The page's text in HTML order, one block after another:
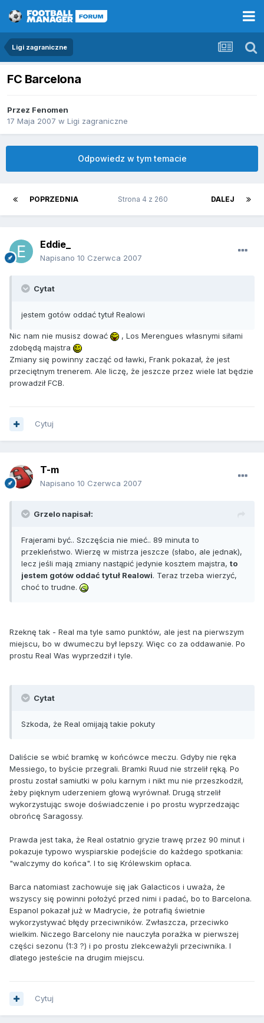
Ligi zagraniczne
FC Barcelona
Przez Fenomen
17 Maja 2007 w Ligi zagraniczne
Odpowiedz w tym temacie
POPRZEDNIA DALEJ
Strona 4 z 260
Eddie_
Napisano 10 Czerwca 2007
Cytat
jestem gotów oddać tytuł Realowi
Nic nam nie musisz dować
, Los Merengues własnymi siłami
zdobędą majstra
Zmiany się powinny zacząć od ławki, Frank pokazał, że jest
przeciętnym trenerem. Ale liczę, że jeszcze przez wiele lat będzie
prowadził FCB.
Cytuj
T-m
Napisano 10 Czerwca 2007
Grzelo napisał:
Frajerami być.. Szczęścia nie mieć.. 89 minuta to
przekleństwo. Wierzę w mistrza jeszcze (słabo, ale jednak),
lecz jeśli mają zmiany nastąpić jedynie kosztem majstra, to
jestem gotów oddać tytuł Realowi. Teraz trzeba wierzyć,
choć to trudne.
Rzeknę tak - Real ma tyle samo punktów, ale jest na pierwszym
miejscu, bo w dwumeczu był lepszy. Więc co za oddawanie. Po
prostu Real Was wyprzedził i tyle.
Cytat
Szkoda, że Real omijają takie pokuty
Daliście se wbić bramkę w końcówce meczu. Gdyby nie ręka
Messiego, to byście przegrali. Bramki Ruud nie strzelił ręką. Po
prostu został samiutki w polu karnym i nikt mu nie przeszkodził,
żeby pięknym uderzeniem głową wyrównał. Drugą strzelił
wykorzystując swoje doświadczenie i po prostu wyprzedzając
obrońcę Saragossy.
Prawda jest taka, że Real ostatnio gryzie trawę przez 90 minut i
pokazuje typowo wyspiarskie podejście do każdego spotkania:
"walczymy do końca". I to się Królewskim opłaca.
Barca natomiast zachowuje się jak Galacticos i uważa, że
wszyscy się powinni położyć przed nimi i padać, bo to Barcelona.
Espanol pokazał już w Madrycie, że potrafią świetnie
wykorzystywać błędy przeciwników. Zwłaszcza, przeciwko
wielkim. Niczego Barcelony nie nauczyła porażka w pierwszej
części sezonu (1:3 ?) i po prostu zlekceważyli przeciwnika. I
dlatego jesteście na drugim miejscu.
Cytuj